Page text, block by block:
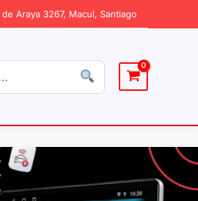
Araya 3267, Macul, Santiago